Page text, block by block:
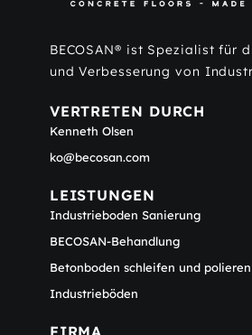
BECOSAN® ist Spezialist für
und Verbesserung von
VERTRETEN DURCH
Kenneth Olsen
ko@becosan.com
LEISTUNGEN
Industrieboden Sanierung
BECOSAN-Behandlung
Betonboden schleifen und polieren
Industrieböden